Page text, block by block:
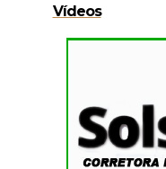
Vídeos